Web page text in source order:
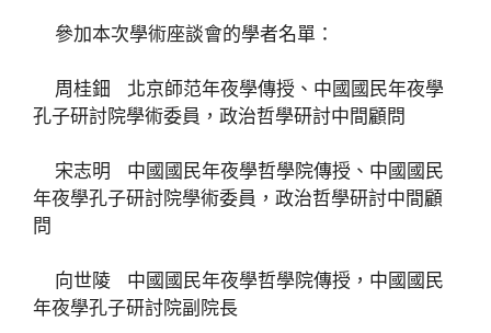
參加本次學術座談會的學者名單：
周桂鈿 北京師范年夜學傳授、中國國民年夜學
孔子研討院學術委員，政治哲學研討中間顧問
宋志明 中國國民年夜學哲學院傳授、中國國民
年夜學孔子研討院學術委員，政治哲學研討中間顧
問
向世陵 中國國民年夜學哲學院傳授，中國國民
年夜學孔子研討院副院長